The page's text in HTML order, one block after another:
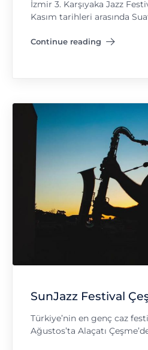
İzmir 3. Karşıyaka Jazz
Kasım tarihleri arasında
Continue reading
"Karşıyaka Caz Festivali"
SunJazz Festival
Türkiye’nin en genç caz
Ağustos’ta Alaçatı